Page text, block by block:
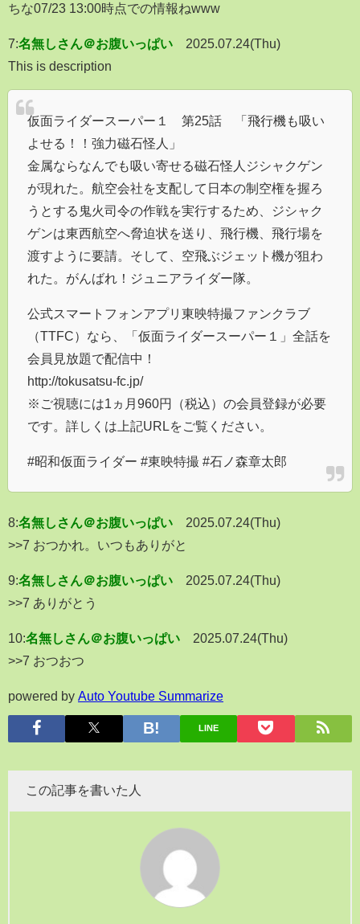
ちな07/23 13:00時点での情報ねwww
7:名無しさん＠お腹いっぱい
2025.07.24(Thu)
This is description
仮面ライダースーパー１ 第25話 「飛行機も吸い
よせる！！強力磁石怪人」
金属ならなんでも吸い寄せる磁石怪人ジシャクゲン
が現れた。航空会社を支配して日本の制空権を握ろ
うとする鬼火司令の作戦を実行するため、ジシャク
ゲンは東西航空へ脅迫状を送り、飛行機、飛行場を
渡すように要請。そして、空飛ぶジェット機が狙わ
れた。がんばれ！ジュニアライダー隊。
公式スマートフォンアプリ東映特撮ファンクラブ
（TTFC）なら、「仮面ライダースーパー１」全話を
会員見放題で配信中！
http://tokusatsu-fc.jp/
※ご視聴には1ヵ月960円（税込）の会員登録が必要
です。詳しくは上記URLをご覧ください。
#昭和仮面ライダー #東映特撮 #石ノ森章太郎
8:名無しさん＠お腹いっぱい
2025.07.24(Thu)
>>7 おつかれ。いつもありがと
9:名無しさん＠お腹いっぱい
2025.07.24(Thu)
>>7 ありがとう
10:名無しさん＠お腹いっぱい
2025.07.24(Thu)
>>7 おつおつ
powered by Auto Youtube Summarize
LINE
この記事を書いた人